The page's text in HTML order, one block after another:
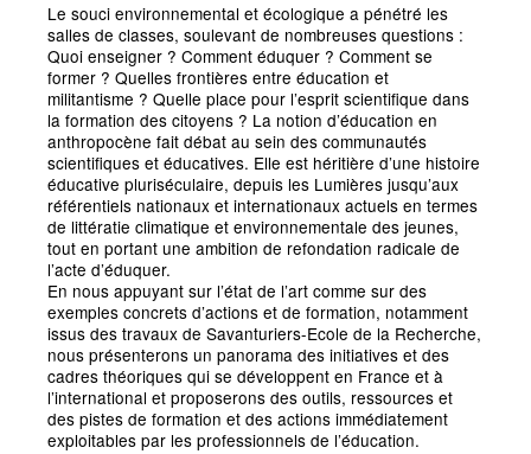
Le souci environnemental et écologique a pénétré les
salles de classes, soulevant de nombreuses questions :
Quoi enseigner ? Comment éduquer ? Comment se
former ? Quelles frontières entre éducation et
militantisme ? Quelle place pour l’esprit scientifique dans
la formation des citoyens ? La notion d’éducation en
anthropocène fait débat au sein des communautés
scientifiques et éducatives. Elle est héritière d’une histoire
éducative pluriséculaire, depuis les Lumières jusqu’aux
référentiels nationaux et internationaux actuels en termes
de littératie climatique et environnementale des jeunes,
tout en portant une ambition de refondation radicale de
l’acte d’éduquer.
En nous appuyant sur l’état de l’art comme sur des
exemples concrets d’actions et de formation, notamment
issus des travaux de Savanturiers-Ecole de la Recherche,
nous présenterons un panorama des initiatives et des
cadres théoriques qui se développent en France et à
l’international et proposerons des outils, ressources et
des pistes de formation et des actions immédiatement
exploitables par les professionnels de l’éducation.